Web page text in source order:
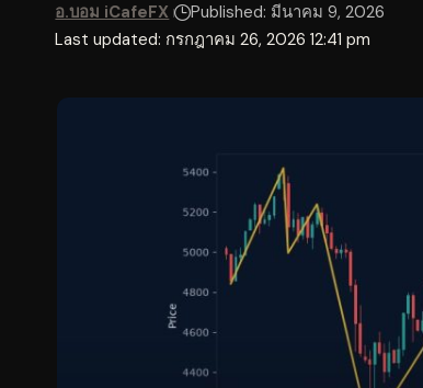
Last updated: กรกฎาคม 26, 2026 12:41 pm
อ.บอม iCafeFX Published: มีนาคม 9, 2026